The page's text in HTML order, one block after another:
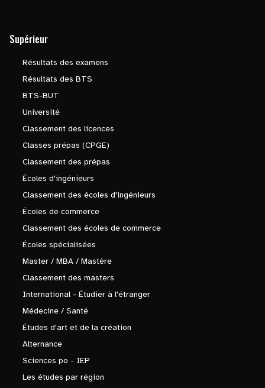
Supérieur
Résultats des examens
Résultats des BTS
BTS-BUT
Université
Classement des licences
Classes prépas (CPGE)
Classement des prépas
Écoles d'ingénieurs
Classement des écoles d'ingénieurs
Écoles de commerce
Classement des écoles de commerce
Écoles spécialisées
Master / MBA / Mastère
Classement des masters
International - Étudier à l'étranger
Médecine / Santé
Études d'art et de la création
Alternance
Sciences po - IEP
Les études par région